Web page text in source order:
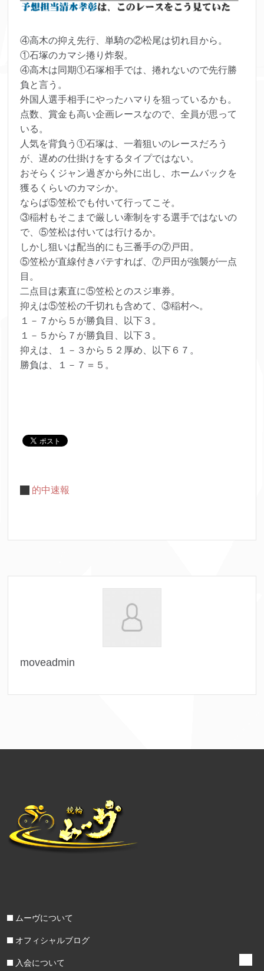
④高木の抑え先行、単騎の②松尾は切れ目から。
①石塚のカマシ捲り炸裂。
④高木は同期①石塚相手では、捲れないので先行勝
負と言う。
外国人選手相手にやったハマりを狙っているかも。
点数、賞金も高い企画レースなので、全員が思って
いる。
人気を背負う①石塚は、一着狙いのレースだろう
が、遅めの仕掛けをするタイプではない。
おそらくジャン過ぎから外に出し、ホームバックを
獲るくらいのカマシか。
ならば⑤笠松でも付いて行ってこそ。
③稲村もそこまで厳しい牽制をする選手ではないの
で、⑤笠松は付いては行けるか。
しかし狙いは配当的にも三番手の⑦戸田。
⑤笠松が直線付きバテすれば、⑦戸田が強襲が一点
目。
二点目は素直に⑤笠松とのスジ車券。
抑えは⑤笠松の千切れも含めて、③稲村へ。
１－７から５が勝負目、以下３。
１－５から７が勝負目、以下３。
抑えは、１－３から５２厚め、以下６７。
勝負は、１－７＝５。
的中速報
moveadmin
ムーヴについて
オフィシャルブログ
入会について